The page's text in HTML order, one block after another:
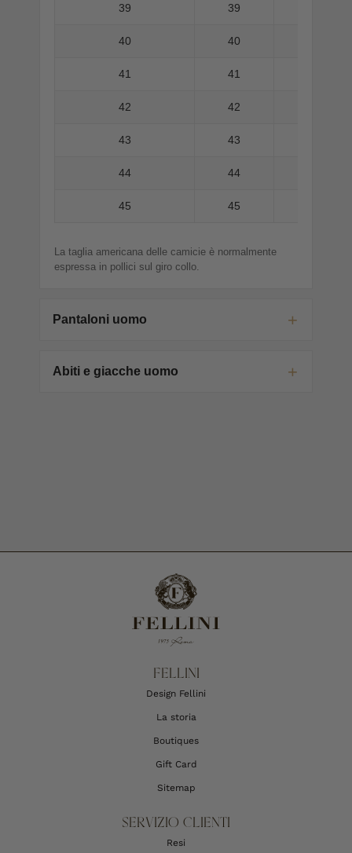
39 39
40 40
41 41
42 42
43 43
44 44
45 45
La taglia americana delle camicie è normalmente
espressa in pollici sul giro collo.
Pantaloni uomo
Abiti e giacche uomo
FELLINI
Design Fellini
La storia
Boutiques
Gift Card
Sitemap
SERVIZIO CLIENTI
Resi